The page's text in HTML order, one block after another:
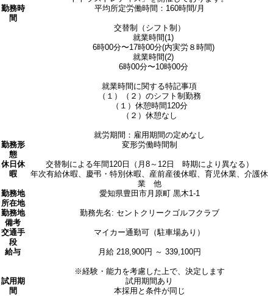
勤務時
間
平均所定労働時間：160時間/月
交替制（シフト制）
就業時間(1)
6時00分〜17時00分(内実労８時間)
就業時間(2)
6時00分〜10時00分
就業時間に関する特記事項
（１）（２）のシフト制勤務
（１）休憩時間120分
（２）休憩なし
就労期間：雇用期間の定めなし
勤務形
態
変形労働時間制
休日休
暇
交替制による年間120日（月8～12日 時期により異なる）
年次有給休暇、慶弔・特別休暇、産前産後休暇、育児休業、介護休
業 他
勤務地
所在地
愛知県豊田市月原町 黒木1-1
勤務地
備考
勤務先名: セントクリークゴルフクラブ
交通手
段
マイカー通勤可（駐車場あり）
給与 月給 218,900円 ～ 339,100円
※経験・能力を考慮した上で、決定します
試用期
間
試用期間あり
本採用と条件が同じ